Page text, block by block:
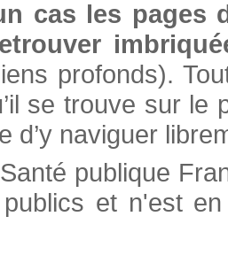
cas les pages
profonds).
se trouve sur
d’y naviguer
publique
et n'est